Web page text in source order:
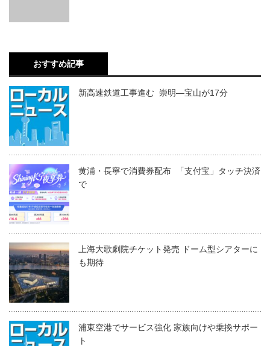
おすすめ記事
新高速鉄道工事進む 崇明―宝山が17分
黄浦・長寧で消費券配布 「支付宝」タッチ決済
で
上海大歌劇院チケット発売 ドーム型シアターに
も期待
浦東空港でサービス強化 家族向けや乗換サポー
ト